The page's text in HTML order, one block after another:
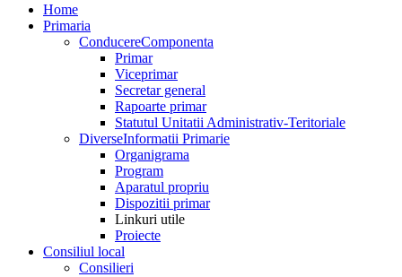
Home
Primaria
ConducereComponenta
Primar
Viceprimar
Secretar general
Rapoarte primar
Statutul Unitatii Administrativ-Teritoriale
DiverseInformatii Primarie
Organigrama
Program
Aparatul propriu
Dispozitii primar
Linkuri utile
Proiecte
Consiliul local
Consilieri